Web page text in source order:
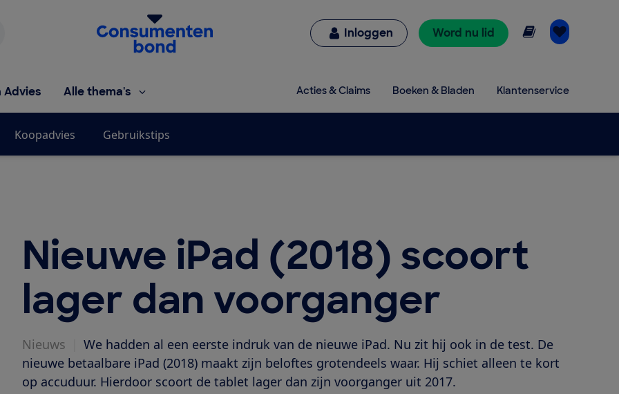
Homepage van de Consumentenbond
Inloggen Word nu lid Online lezen
Advies Alle thema's Acties & Claims Boeken & Bladen Klantenservice
Koopadvies Gebruikstips
Nieuwe iPad (2018) scoort
lager dan voorganger
Nieuws
We hadden al een eerste indruk van de nieuwe iPad. Nu zit hij ook in de test. De
nieuwe betaalbare iPad (2018) maakt zijn beloftes grotendeels waar. Hij schiet alleen te kort
op accuduur. Hierdoor scoort de tablet lager dan zijn voorganger uit 2017.